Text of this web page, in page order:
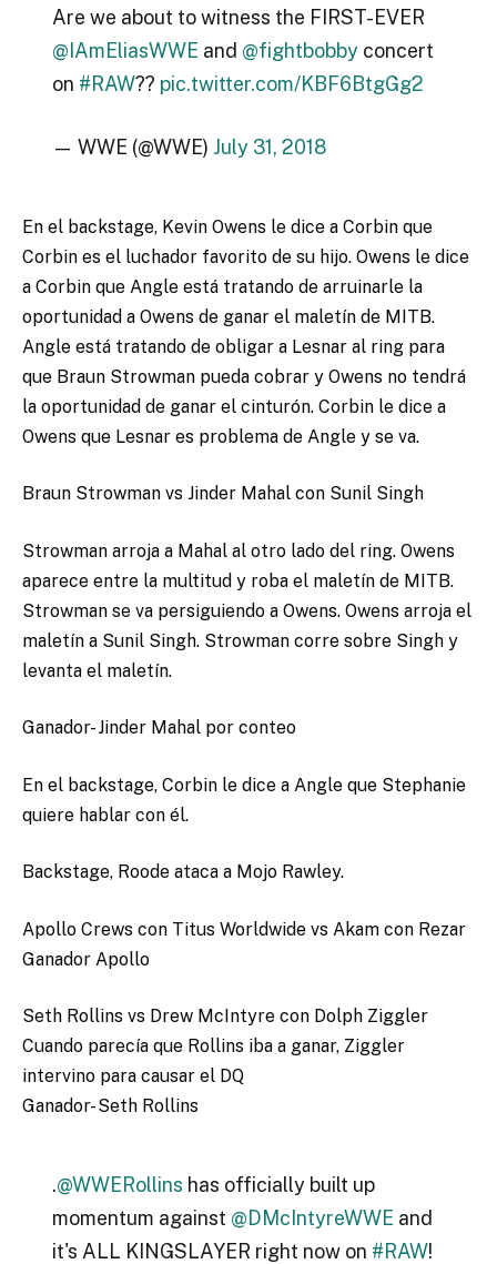
Are we about to witness the FIRST-EVER
@IAmEliasWWE and @fightbobby concert
on #RAW?? pic.twitter.com/KBF6BtgGg2
— WWE (@WWE) July 31, 2018
En el backstage, Kevin Owens le dice a Corbin que
Corbin es el luchador favorito de su hijo. Owens le dice
a Corbin que Angle está tratando de arruinarle la
oportunidad a Owens de ganar el maletín de MITB.
Angle está tratando de obligar a Lesnar al ring para
que Braun Strowman pueda cobrar y Owens no tendrá
la oportunidad de ganar el cinturón. Corbin le dice a
Owens que Lesnar es problema de Angle y se va.
Braun Strowman vs Jinder Mahal con Sunil Singh
Strowman arroja a Mahal al otro lado del ring. Owens
aparece entre la multitud y roba el maletín de MITB.
Strowman se va persiguiendo a Owens. Owens arroja el
maletín a Sunil Singh. Strowman corre sobre Singh y
levanta el maletín.
Ganador- Jinder Mahal por conteo
En el backstage, Corbin le dice a Angle que Stephanie
quiere hablar con él.
Backstage, Roode ataca a Mojo Rawley.
Apollo Crews con Titus Worldwide vs Akam con Rezar
Ganador Apollo
Seth Rollins vs Drew McIntyre con Dolph Ziggler
Cuando parecía que Rollins iba a ganar, Ziggler
intervino para causar el DQ
Ganador- Seth Rollins
.@WWERollins has officially built up
momentum against @DMcIntyreWWE and
it's ALL KINGSLAYER right now on #RAW!